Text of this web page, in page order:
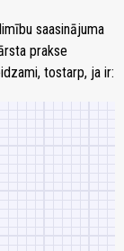
saasinājuma
prakse
tostarp, ja ir: